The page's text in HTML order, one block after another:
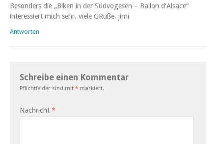
Besonders die „Biken in der Südvogesen – Ballon d’Alsace“
interessiert mich sehr. viele GRüße, jimi
Antworten
Schreibe einen Kommentar
Pflichtfelder sind mit * markiert.
Nachricht *